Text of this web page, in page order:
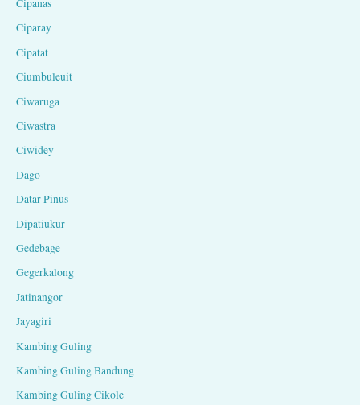
Cipanas
Ciparay
Cipatat
Ciumbuleuit
Ciwaruga
Ciwastra
Ciwidey
Dago
Datar Pinus
Dipatiukur
Gedebage
Gegerkalong
Jatinangor
Jayagiri
Kambing Guling
Kambing Guling Bandung
Kambing Guling Cikole